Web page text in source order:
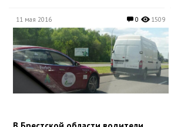
11 мая 2016 0 1509